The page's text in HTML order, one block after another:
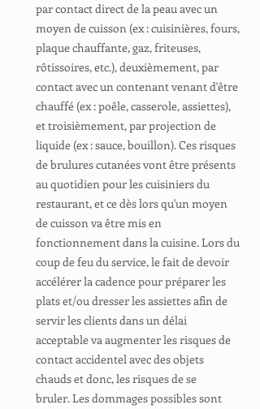
par contact direct de la peau avec un
moyen de cuisson (ex : cuisinières, fours,
plaque chauffante, gaz, friteuses,
rôtissoires, etc.), deuxièmement, par
contact avec un contenant venant d'être
chauffé (ex : poêle, casserole, assiettes),
et troisièmement, par projection de
liquide (ex : sauce, bouillon). Ces risques
de brulures cutanées vont être présents
au quotidien pour les cuisiniers du
restaurant, et ce dès lors qu'un moyen
de cuisson va être mis en
fonctionnement dans la cuisine. Lors du
coup de feu du service, le fait de devoir
accélérer la cadence pour préparer les
plats et/ou dresser les assiettes afin de
servir les clients dans un délai
acceptable va augmenter les risques de
contact accidentel avec des objets
chauds et donc, les risques de se
bruler. Les dommages possibles sont